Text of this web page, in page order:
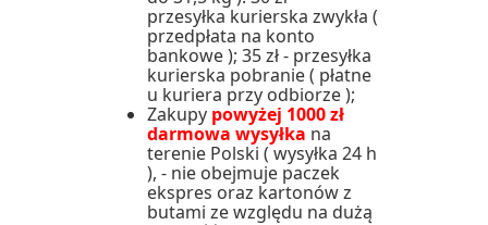
przesyłka kurierska zwykła (
przedpłata na konto
bankowe ); 35 zł - przesyłka
kurierska pobranie ( płatne
u kuriera przy odbiorze );
Zakupy powyżej 1000 zł
darmowa wysyłka na
terenie Polski ( wysyłka 24 h
), - nie obejmuje paczek
ekspres oraz kartonów z
butami ze względu na dużą